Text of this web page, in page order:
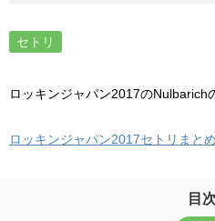
セトリ
ロッキンジャパン2017のNulbarich
ロッキンジャパン2017セトリまとめ
目次